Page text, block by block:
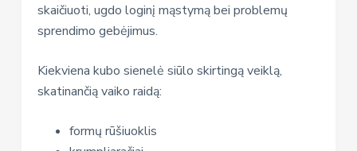
skaičiuoti, ugdo loginį mąstymą bei problemų
sprendimo gebėjimus.
Kiekviena kubo sienelė siūlo skirtingą veiklą,
skatinančią vaiko raidą:
formų rūšiuoklis